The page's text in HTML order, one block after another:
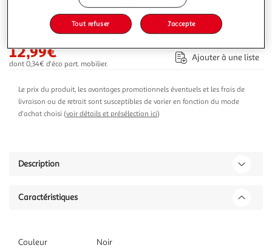
12,99€
dont 0,34€ d'éco part. mobilier.
Ajouter au panier
Ajouter à une liste
Le prix du produit, les avantages promotionnels éventuels et les frais de
livraison ou de retrait sont susceptibles de varier en fonction du mode
d'achat choisi (voir détails et présélection ici)
Description
Caractéristiques
Couleur
Noir
Tout refuser J'accepte